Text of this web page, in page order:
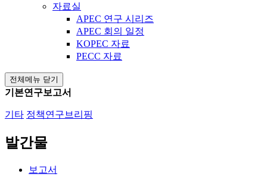
자료실
APEC 연구 시리즈
APEC 회의 일정
KOPEC 자료
PECC 자료
전체메뉴 닫기
기본연구보고서
기타 정책연구브리핑
발간물
보고서